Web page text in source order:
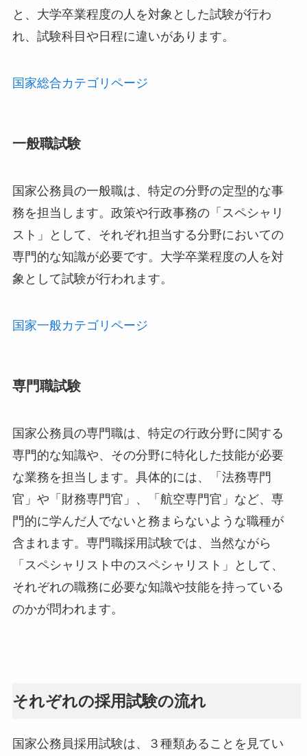
と、大学卒業程度の人を対象とした試験が行わ
れ、試験科目や日程に違いがあります。
国家総合カテゴリページ
一般職試験
国家公務員の一般職は、特定の分野の定型的な事
務を担当します。政策や行政事務の「スペシャリ
スト」として、それぞれ担当する分野においての
専門的な知識が必要です。大学卒業程度の人を対
象として試験が行われます。
国家一般カテゴリページ
専門職試験
国家公務員の専門職は、特定の行政分野に関する
専門的な知識や、その分野に特化した技能が必要
な業務を担当します。具体的には、「法務専門
官」や「財務専門官」、「航空専門官」など、専
門的に学んだ人でないと務まらないような職種が
含まれます。専門職採用試験では、当然ながら
「スペシャリスト中のスペシャリスト」として、
それぞれの職務に必要な知識や技能を持っている
のかが問われます。
それぞれの採用試験の流れ
国家公務員採用試験は、３種類あることを見てい